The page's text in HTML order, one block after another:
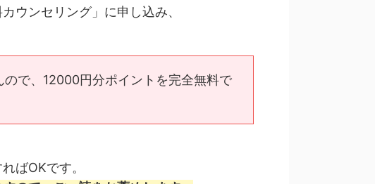
ウンセリング」に申し込み、
で、12000円分ポイントを完全無料で
ばOKです。